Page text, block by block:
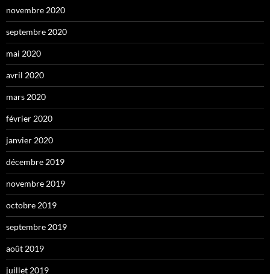
novembre 2020
septembre 2020
mai 2020
avril 2020
mars 2020
février 2020
janvier 2020
décembre 2019
novembre 2019
octobre 2019
septembre 2019
août 2019
juillet 2019